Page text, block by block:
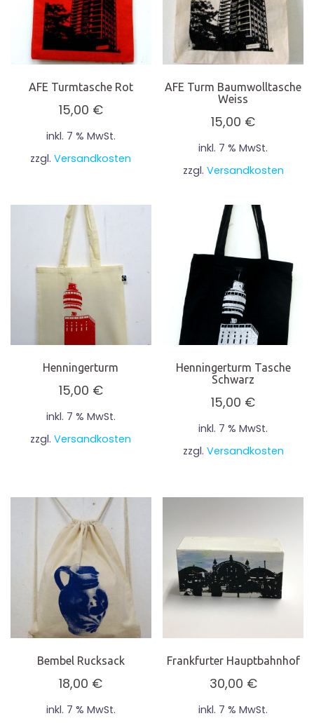
AFE Turmtasche Rot
15,00 €
inkl. 7 % MwSt.
zzgl.Versandkosten
AFE Turm Baumwolltasche
Weiss
15,00 €
inkl. 7 % MwSt.
zzgl. Versandkosten
Henningerturm
15,00 €
inkl. 7 % MwSt.
zzgl.Versandkosten
Henningerturm Tasche
Schwarz
15,00 €
inkl. 7 % MwSt.
zzgl. Versandkosten
Bembel Rucksack
18,00 €
inkl. 7 % MwSt.
Frankfurter Hauptbahnhof
30,00 €
inkl. 7 % MwSt.